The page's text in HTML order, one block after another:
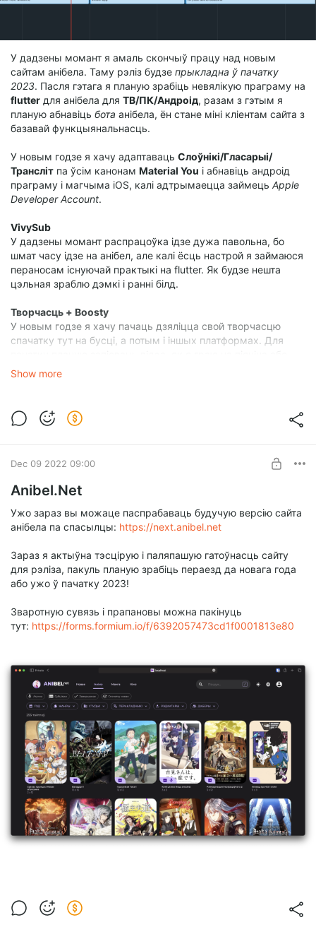
У дадзены момант я амаль скончыў працу над новым
сайтам анібела. Таму рэліз будзе прыкладна ў пачатку
2023. Пасля гэтага я планую зрабіць невялікую праграму на
flutter для анібела для ТВ/ПК/Андроід, разам з гэтым я
планую абнавіць бота анібела, ён стане міні кліентам сайта з
базавай функцыянальнасць.
У новым годзе я хачу адаптаваць Слоўнікі/Гласарыі/
Трансліт па ўсім канонам Material You і абнавіць андроід
праграму і магчыма iOS, калі адтрымаецца займець Apple
Developer Account.
VivySub
У дадзены момант распрацоўка ідзе дужа павольна, бо
шмат часу ідзе на анібел, але калі ёсць настрой я займаюся
пераносам існуючай практыкі на flutter. Як будзе нешта
цэльная зраблю дэмкі і ранні білд.
Творчасць + Boosty
У новым годзе я хачу пачаць дзяліцца свой творчасцю
спачатку тут на бусці, а потым і іншых платформах. Для
гітары нешта з таго, чаму я навучыўся за апошнія часы. А
Дасягненні за 2022
Статыстыка па
сэрвісах. Слоўнікамі карыстаюцца
Show more
Dec 09 2022 09:00
Anibel.Net
Ужо зараз вы можаце паспрабаваць будучую версію сайта
анібела па спасылцы: https://next.anibel.net
Зараз я актыўна тэсцірую і паляпашую гатоўнасць сайту
для рэліза, пакуль планую зрабіць пераезд да новага года
або ужо ў пачатку 2023!
Зваротную сувязь і прапановы можна пакінуць
тут: https://forms.formium.io/f/6392057473cd1f0001813e80